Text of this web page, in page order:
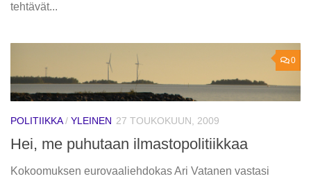
tehtävät...
0
POLITIIKKA/ YLEINEN 27 TOUKOKUUN, 2009
Hei, me puhutaan ilmastopolitiikkaa
Kokoomuksen eurovaaliehdokas Ari Vatanen vastasi